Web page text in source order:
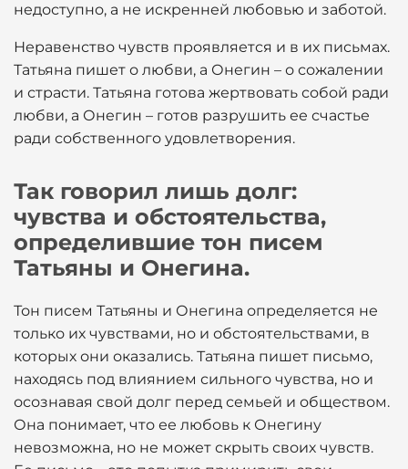
недоступно, а не искренней любовью и заботой.
Неравенство чувств проявляется и в их письмах.
Татьяна пишет о любви, а Онегин – о сожалении
и страсти. Татьяна готова жертвовать собой ради
любви, а Онегин – готов разрушить ее счастье
ради собственного удовлетворения.
Так говорил лишь долг:
чувства и обстоятельства,
определившие тон писем
Татьяны и Онегина.
Тон писем Татьяны и Онегина определяется не
только их чувствами, но и обстоятельствами, в
которых они оказались. Татьяна пишет письмо,
находясь под влиянием сильного чувства, но и
осознавая свой долг перед семьей и обществом.
Она понимает, что ее любовь к Онегину
невозможна, но не может скрыть своих чувств.